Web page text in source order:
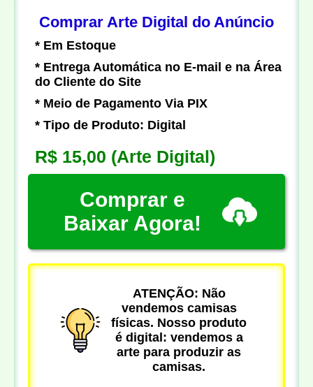
Comprar Arte Digital do Anúncio
* Em Estoque
* Entrega Automática no E-mail e na Área
do Cliente do Site
* Meio de Pagamento Via PIX
* Tipo de Produto: Digital
R$ 15,00 (Arte Digital)
Comprar e
Baixar Agora!
ATENÇÃO: Não
vendemos camisas
físicas. Nosso produto
é digital: vendemos a
arte para produzir as
camisas.